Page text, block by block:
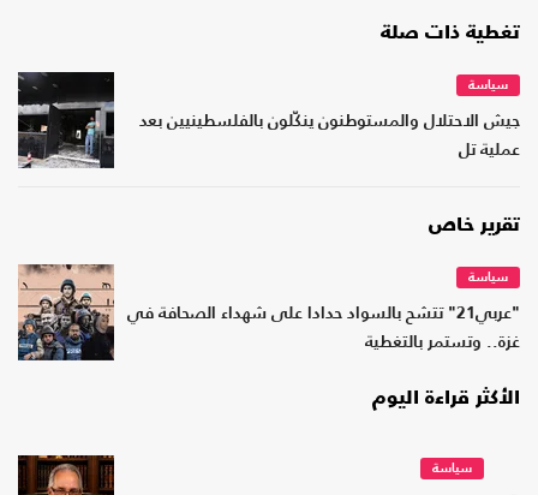
تغطية ذات صلة
سياسة
جيش الاحتلال والمستوطنون ينكّلون بالفلسطينيين بعد
عملية تل
تقرير خاص
سياسة
"عربي21" تتشح بالسواد حدادا على شهداء الصحافة في
غزة.. وتستمر بالتغطية
الأكثر قراءة اليوم
سياسة